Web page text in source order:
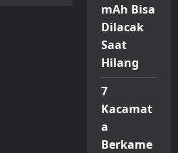
mAh Bisa
Dilacak
Saat
Hilang
7
Kacamat
a
Berkame